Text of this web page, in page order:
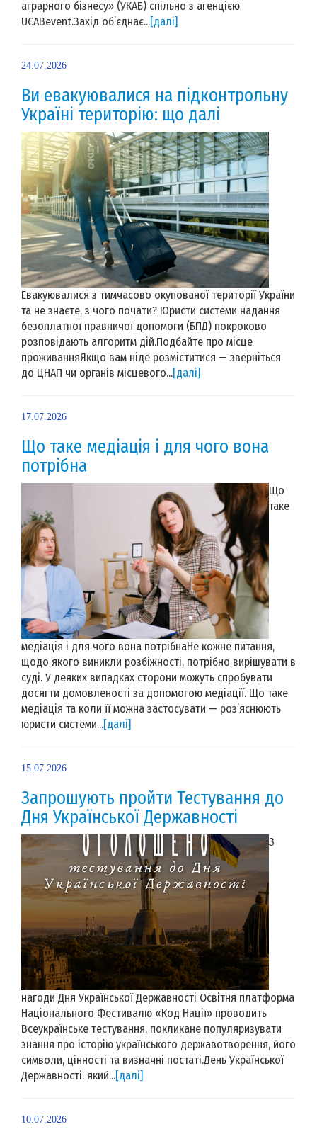
аграрного бізнесу» (УКАБ) спільно з агенцією
UCABevent.Захід об’єднає...[далі]
24.07.2026
Ви евакуювалися на підконтрольну
Україні територію: що далі
Евакуювалися з тимчасово окупованої території України
та не знаєте, з чого почати? Юристи системи надання
безоплатної правничої допомоги (БПД) покроково
розповідають алгоритм дій.Подбайте про місце
проживанняЯкщо вам ніде розміститися — зверніться
до ЦНАП чи органів місцевого...[далі]
17.07.2026
Що таке медіація і для чого вона
потрібна
Що
таке
медіація і для чого вона потрібнаНе кожне питання,
щодо якого виникли розбіжності, потрібно вирішувати в
суді. У деяких випадках сторони можуть спробувати
досягти домовленості за допомогою медіації. Що таке
медіація та коли її можна застосувати — роз’яснюють
юристи системи...[далі]
15.07.2026
Запрошують пройти Тестування до
Дня Української Державності
З
нагоди Дня Української Державності Освітня платформа
Національного Фестивалю «Код Нації» проводить
Всеукраїнське тестування, покликане популяризувати
знання про історію українського державотворення, його
символи, цінності та визначні постаті.День Української
Державності, який...[далі]
10.07.2026